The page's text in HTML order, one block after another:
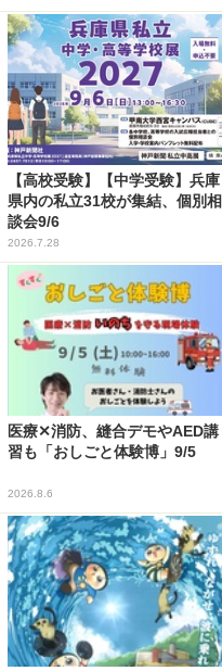
【高校受験】【中学受験】兵庫
県内の私立31校が集結、個別相
談会9/6
2026.7.28
医療✕消防、縫合デモやAED講
習も「おしごと体験博」9/5
2026.8.6